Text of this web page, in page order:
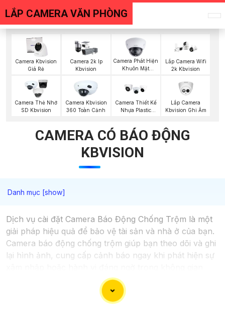
LẮP CAMERA VĂN PHÒNG
Camera Kbvision
Giá Rẻ
Camera 2k Ip
Kbvision
Camera Phát Hiện
Khuôn Mặt
Lắp Camera Wifi
2k Kbvision
Camera Thẻ Nhớ
SD Kbvision
Camera Kbvision
360 Toàn Cảnh
Camera Thiết Kế
Nhựa Plastic
Lắp Camera
Kbvision Ghi Âm
CAMERA CÓ BÁO ĐỘNG
KBVISION
Dịch vụ cài đặt Camera Báo Động Chống Trộm là một
giải pháp hiệu quả để bảo vệ tài sản và nhà ở của bạn.
Camera báo động chống trộm giúp bạn theo dõi và ghi
lại hình ảnh, cung cấp cảnh báo ngay khi phát hiện sự
Nếu bạn quan tâm đến việc lắp đặt Camera Báo Động
Chống Trộm, bạn có thể liên hệ với các công ty cung